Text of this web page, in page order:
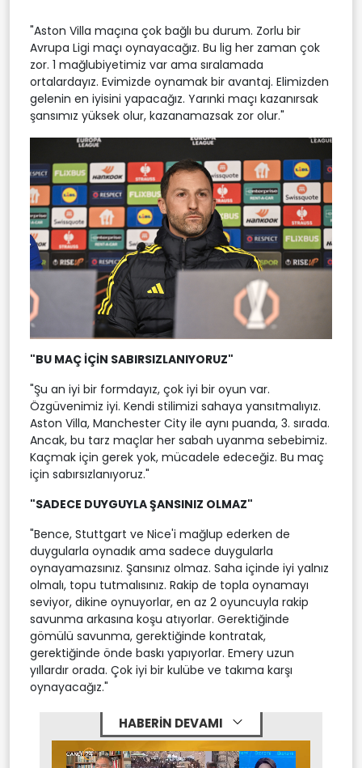
"Aston Villa maçına çok bağlı bu durum. Zorlu bir
Avrupa Ligi maçı oynayacağız. Bu lig her zaman çok
zor. 1 mağlubiyetimiz var ama sıralamada
ortalardayız. Evimizde oynamak bir avantaj. Elimizden
gelenin en iyisini yapacağız. Yarınki maçı kazanırsak
şansımız yüksek olur, kazanamazsak zor olur."
"BU MAÇ İÇİN SABIRSIZLANIYORUZ"
"Şu an iyi bir formdayız, çok iyi bir oyun var.
Özgüvenimiz iyi. Kendi stilimizi sahaya yansıtmalıyız.
Aston Villa, Manchester City ile aynı puanda, 3. sırada.
Ancak, bu tarz maçlar her sabah uyanma sebebimiz.
Kaçmak için gerek yok, mücadele edeceğiz. Bu maç
için sabırsızlanıyoruz."
"SADECE DUYGUYLA ŞANSINIZ OLMAZ"
"Bence, Stuttgart ve Nice'i mağlup ederken de
duygularla oynadık ama sadece duygularla
oynayamazsınız. Şansınız olmaz. Saha içinde iyi yalnız
olmalı, topu tutmalısınız. Rakip de topla oynamayı
seviyor, dikine oynuyorlar, en az 2 oyuncuyla rakip
savunma arkasına koşu atıyorlar. Gerektiğinde
gömülü savunma, gerektiğinde kontratak,
gerektiğinde önde baskı yapıyorlar. Emery uzun
yıllardır orada. Çok iyi bir kulübe ve takıma karşı
oynayacağız."
HABERİN DEVAMI